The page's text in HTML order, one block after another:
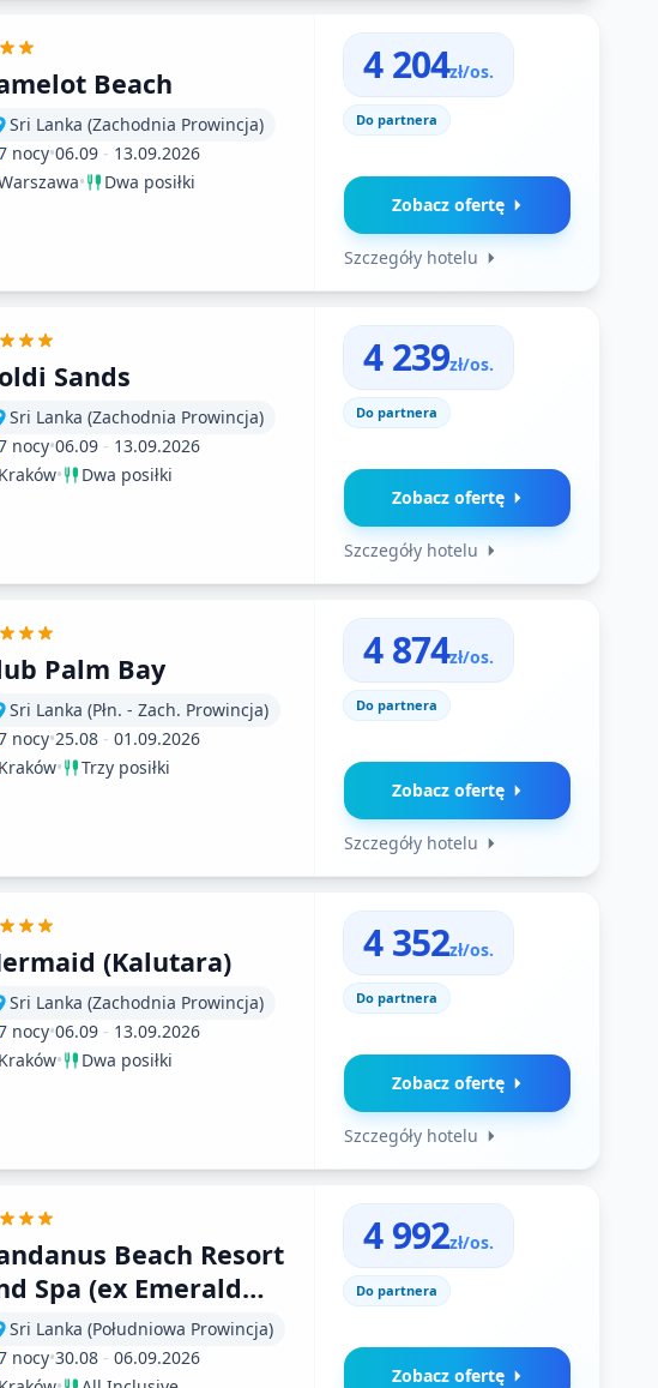
Beach
Sri Lanka (Zachodnia Prowincja)
nocy•06.09 - 13.09.2026
• Dwa posiłki
4 204zł/os.
Do partnera
Zobacz ofertę
Szczegóły hotelu
Sands
Sri Lanka (Zachodnia Prowincja)
nocy•06.09 - 13.09.2026
Kraków• Dwa posiłki
4 239zł/os.
Do partnera
Zobacz ofertę
Szczegóły hotelu
Palm Bay
Sri Lanka (Płn. - Zach. Prowincja)
nocy•25.08 - 01.09.2026
Kraków• Trzy posiłki
4 874zł/os.
Do partnera
Zobacz ofertę
Szczegóły hotelu
(Kalutara)
Sri Lanka (Zachodnia Prowincja)
nocy•06.09 - 13.09.2026
Kraków• Dwa posiłki
4 352zł/os.
Do partnera
Zobacz ofertę
Szczegóły hotelu
Beach Resort
Spa (ex Emerald
Sri Lanka (Południowa Prowincja)
nocy•30.08 - 06.09.2026
4 992zł/os.
Do partnera
Zobacz ofertę